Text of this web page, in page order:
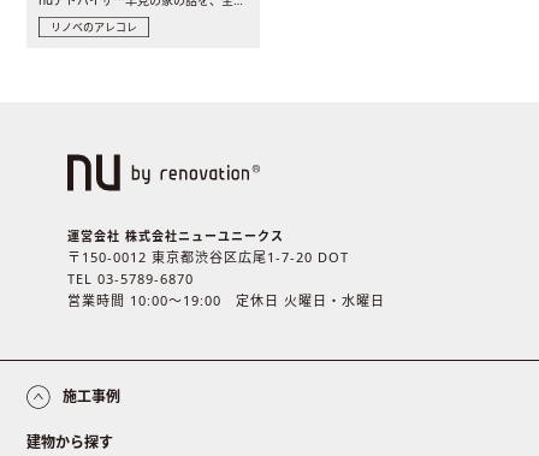
リノベのアレコレ
運営会社 株式会社ニューユニークス
〒150-0012 東京都渋谷区広尾1-7-20 DOT
TEL 03-5789-6870
営業時間 10:00〜19:00 定休日 火曜日・水曜日
施工事例
建物から探す